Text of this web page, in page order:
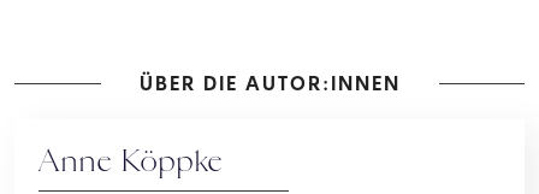
ÜBER DIE AUTOR:INNEN
Anne Köppke